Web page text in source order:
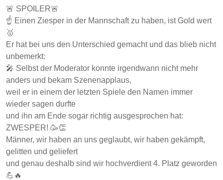
🚨 SPOILER🚨
☝️ Einen Ziesper in der Mannschaft zu haben, ist Gold wert
🥇
Er hat bei uns den Unterschied gemacht und das blieb nicht
unbemerkt:
🎤 Selbst der Moderator konnte irgendwann nicht mehr
anders und bekam Szenenapplaus,
weil er in einem der letzten Spiele den Namen immer
wieder sagen durfte
und ihn am Ende sogar richtig ausgesprochen hat:
ZWESPER! 🥳👏
Männer, wir haben an uns geglaubt, wir haben gekämpft,
gelitten und geliefert
und genau deshalb sind wir hochverdient 4. Platz geworden
💪🔥